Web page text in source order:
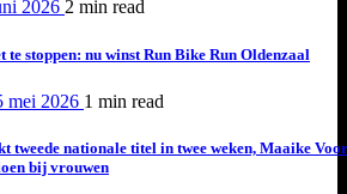
2026 2 min read
te stoppen: nu winst Run Bike Run Oldenzaal
mei 2026 1 min read
tweede nationale titel in twee weken, Maaike
bij vrouwen